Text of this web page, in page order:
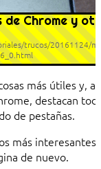
Chrome y
trucos/20161124/
más útiles y, a
destacan
de pestañas.
más
de nuevo.